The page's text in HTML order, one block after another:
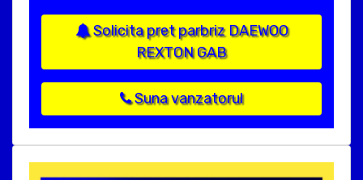
Solicita pret parbriz DAEWOO
REXTON GAB
Suna vanzatorul